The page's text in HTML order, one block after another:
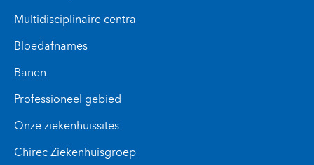
Multidisciplinaire centra
Bloedafnames
Banen
Professioneel gebied
Onze ziekenhuissites
Chirec Ziekenhuisgroep